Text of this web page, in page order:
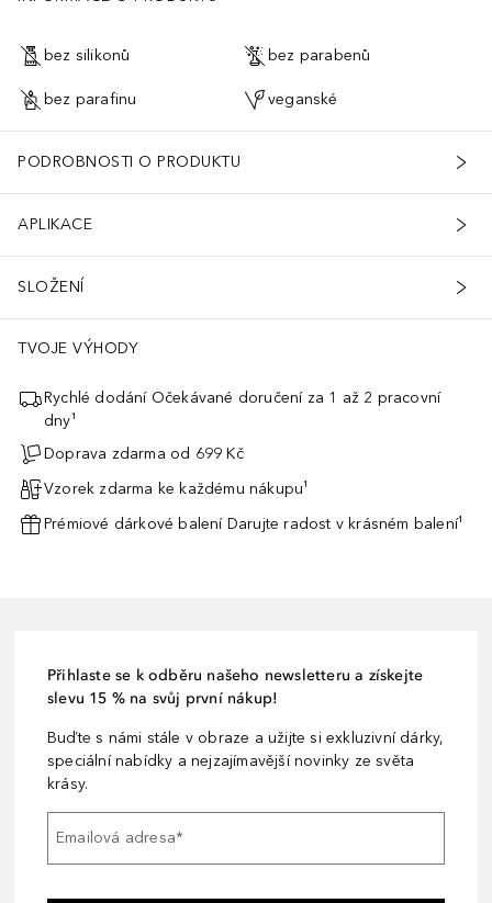
bez silikonů bez parabenů
bez parafinu veganské
PODROBNOSTI O PRODUKTU
APLIKACE
SLOŽENÍ
TVOJE VÝHODY
Rychlé dodání Očekávané doručení za 1 až 2 pracovní
dny¹
Doprava zdarma od 699 Kč
Vzorek zdarma ke každému nákupu¹
Prémiové dárkové balení Darujte radost v krásném balení¹
Přihlaste se k odběru našeho newsletteru a získejte
slevu 15 % na svůj první nákup!
Buďte s námi stále v obraze a užijte si exkluzivní dárky,
speciální nabídky a nejzajímavější novinky ze světa
krásy.
Emailová adresa*